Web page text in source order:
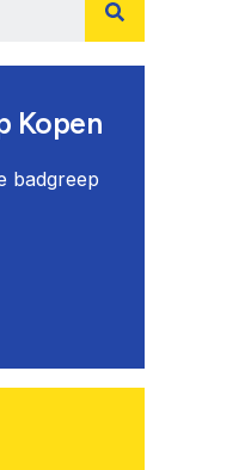
Kopen
badgreep